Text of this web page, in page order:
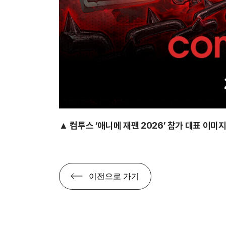
▲ 컴투스 ‘애니메 재팬 2026’ 참가 대표 이미지
이전으로 가기